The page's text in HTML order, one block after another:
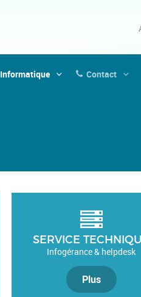
Informatique Contact
SERVICE
Infogérance & helpdesk
Plus